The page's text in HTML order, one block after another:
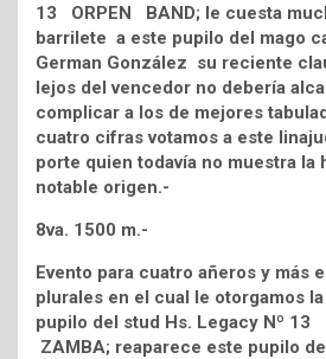
13 ORPEN BAND; le cuesta
barrilete a este pupilo del mago
German González su reciente
lejos del vencedor no debería
complicar a los de mejores
cuatro cifras votamos a este
porte quien todavía no muestra la
notable origen.-
8va. 1500 m.-
Evento para cuatro añeros y más
plurales en el cual le otorgamos
pupilo del stud Hs. Legacy Nº
ZAMBA; reaparece este pupilo